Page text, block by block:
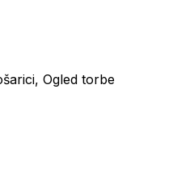
Ogled torbe